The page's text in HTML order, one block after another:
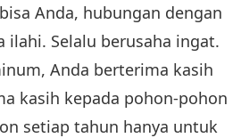
Anda, hubungan dengan
ilahi. Selalu berusaha ingat.
Anda berterima kasih
kasih kepada pohon-pohon
setiap tahun hanya untuk